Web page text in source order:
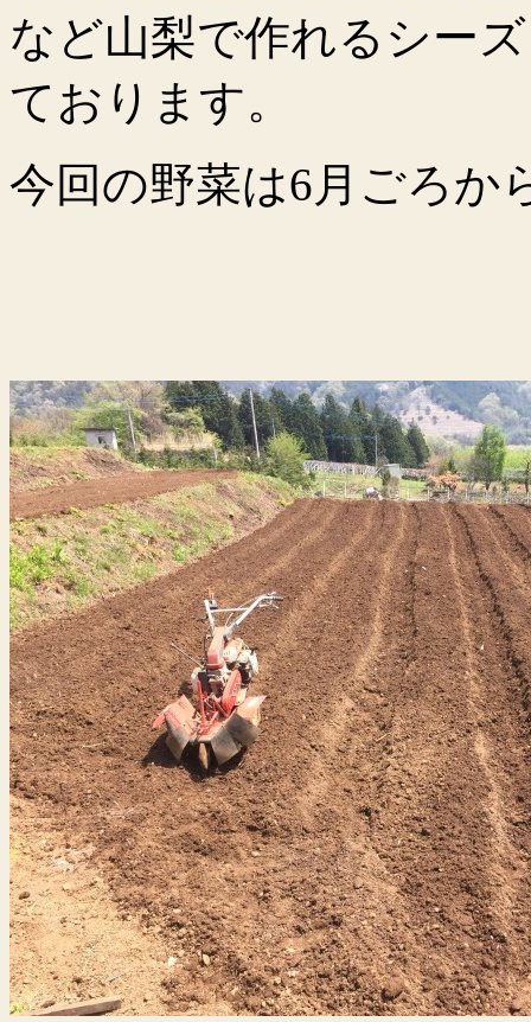
など山梨で作れるシー
ております。
今回の野菜は6月ごろか